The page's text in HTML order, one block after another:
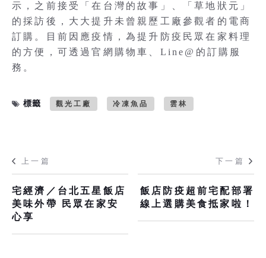
示，之前接受「在台灣的故事」、「草地狀元」
的採訪後，大大提升未曾親歷工廠參觀者的電商
訂購。目前因應疫情，為提升防疫民眾在家料理
的方便，可透過官網購物車、Line@的訂購服
務。
標籤 觀光工廠 冷凍魚品 雲林
上一篇
宅經濟／台北五星飯店
美味外帶 民眾在家安
心享
下一篇
飯店防疫超前宅配部署
線上選購美食抵家啦！